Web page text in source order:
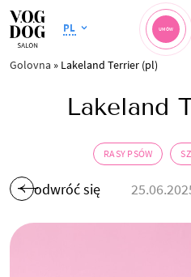
PL UMÓW
Golovna » Lakeland Terrier (pl)
Lakeland
RASY PSÓW
odwróć się